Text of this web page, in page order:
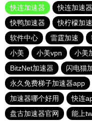
快连加速器
快连加速
快鸭加速器
快柠檬加
软件中心
雷霆加速
小美
小美vpn 小美
BitzNet加速器
闪电猫
永久免费梯子加速器app
加速器哪个好用
快连
盘古加速器官网
能上